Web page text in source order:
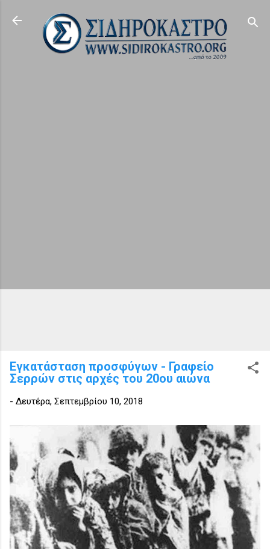
Μετάβαση στο κύριο περιεχόμενο
Εγκατάσταση προσφύγων - Γραφείο
Σερρών στις αρχές του 20ου αιώνα
- Δευτέρα, Σεπτεμβρίου 10, 2018